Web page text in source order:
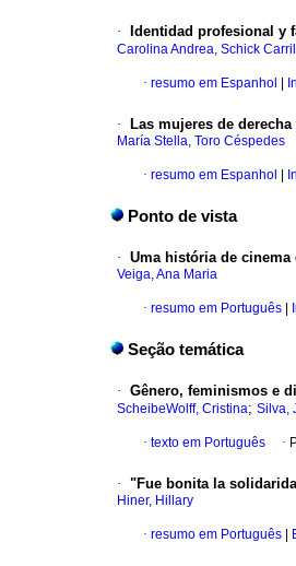
· Identidad profesional y
Carolina Andrea, Schick
· resumo em Espanhol
· Las mujeres de
María Stella, Toro Céspedes
· resumo em Espanhol
Ponto de vista
· Uma história de cinema
Veiga, Ana Maria
· resumo em Português
Seção temática
· Gênero, feminismos e
ScheibeWolff, Cristina; Silva,
· texto em Português ·
· "Fue bonita la
Hiner, Hillary
· resumo em Português